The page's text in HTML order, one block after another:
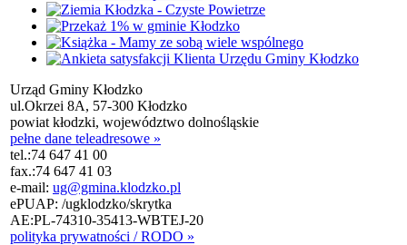
Urząd Gminy Kłodzko
ul.Okrzei 8A, 57-300 Kłodzko
powiat kłodzki, województwo dolnośląskie
pełne dane teleadresowe »
tel.:74 647 41 00
fax.:74 647 41 03
e-mail: ug@gmina.klodzko.pl
ePUAP: /ugklodzko/skrytka
AE:PL-74310-35413-WBTEJ-20
polityka prywatności / RODO »